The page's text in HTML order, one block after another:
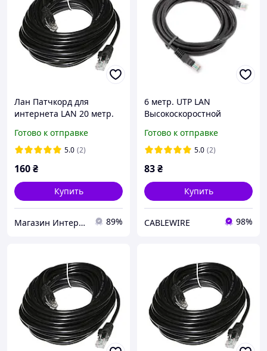
Лан Патчкорд для
интернета LAN 20 метр.
кабель, Соединительный
шнур
Готово к отправке
5.0 (2)
160₴
Купить
Магазин Интернет Кабеля 89%
6 метр. UTP LAN
Высокоскоростной
Ethernet кабель для
интернета передачи
Готово к отправке
5.0 (2)
83₴
Купить
CABLEWIRE 98%